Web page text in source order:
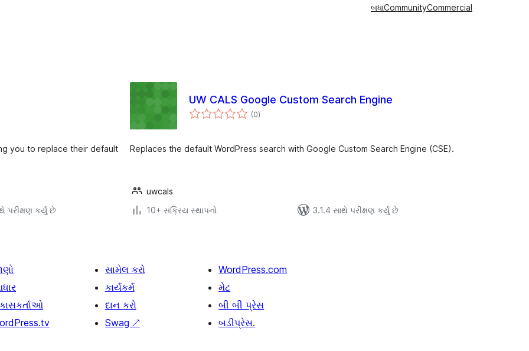
બધાCommunityCommercial
you to replace their default
પરીક્ષણ કર્યું છે
UW CALS Google Custom Search Engine
(0કુલ
રેટિંગ્સ
)
Replaces the default WordPress search with Google Custom Search Engine (CSE).
uwcals
10+ સક્રિય સ્થાપનો
3.1.4 સાથે પરીક્ષણ કર્યું છે
સામેલ કરો
કાર્યકર્મ
દાન કરો
Swag ↗
WordPress.com
મેટ
બી બી પ્રેસ
બડીપ્રેસ.